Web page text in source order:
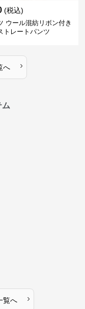
(税込)
ウール混紡リボン付き
トレートパンツ
へ ›
ム
覧へ ›